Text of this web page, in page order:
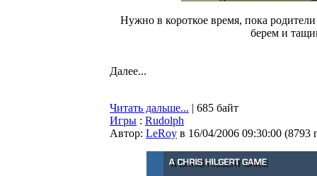
Нужно в короткое время, пока
берем и
Далее...
Читать дальше... | 685 байт
Игры : Rudolph
Автор: LeRoy в 16/04/2006 09:30:00 (8793